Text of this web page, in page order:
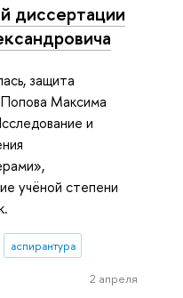
диссертации
защита
Максима
и
учёной степени
аспирантура
2 апреля